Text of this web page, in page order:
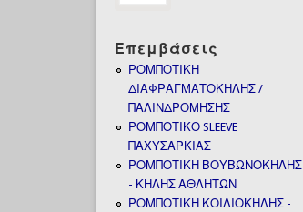
Επεμβάσεις
ΡΟΜΠΟΤΙΚΗ
ΔΙΑΦΡΑΓΜΑΤΟΚΗΛΗΣ /
ΠΑΛΙΝΔΡΟΜΗΣΗΣ
ΡΟΜΠΟΤΙΚΟ SLEEVE
ΠΑΧΥΣΑΡΚΙΑΣ
ΡΟΜΠΟΤΙΚΗ ΒΟΥΒΩΝΟΚΗΛΗΣ
- ΚΗΛΗΣ ΑΘΛΗΤΩΝ
ΡΟΜΠΟΤΙΚΗ ΚΟΙΛΙΟΚΗΛΗΣ -